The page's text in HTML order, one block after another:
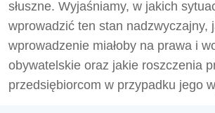
słuszne. Wyjaśniamy, w jakich
wprowadzić ten stan nadzwyczajny,
wprowadzenie miałoby na prawa i
obywatelskie oraz jakie roszczenia
przedsiębiorcom w przypadku jego